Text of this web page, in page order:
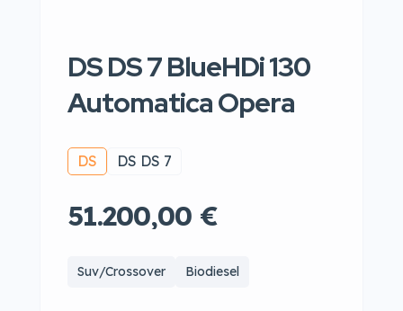
DS DS 7 BlueHDi 130
Automatica Opera
DS DS DS 7
51.200,00 €
Suv/Crossover Biodiesel